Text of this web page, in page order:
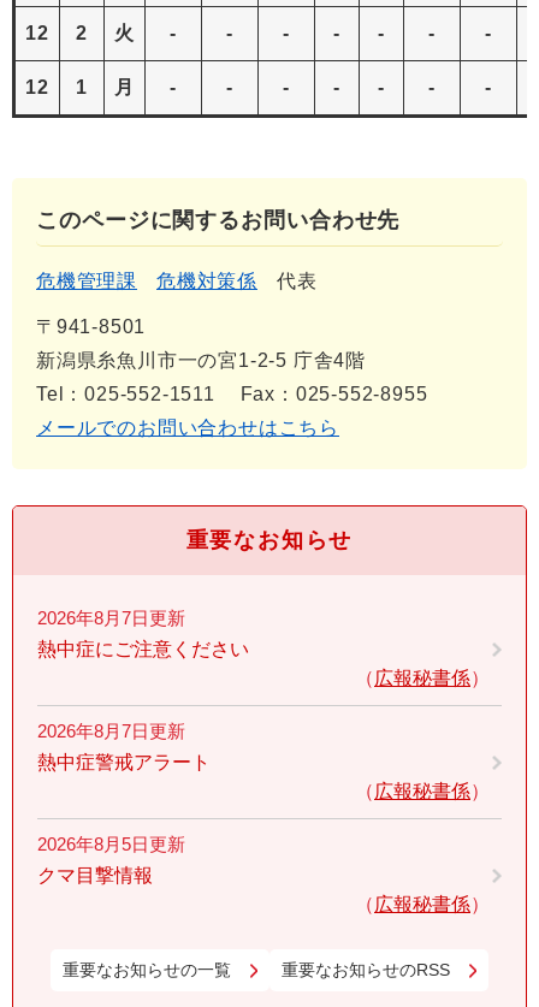
12 2 火 - - - - - - -
12 1 月 - - - - - - -
このページに関するお問い合わせ先
危機管理課 危機対策係 代表
〒941-8501
新潟県糸魚川市一の宮1-2-5 庁舎4階
Tel：025-552-1511
Fax：025-552-8955
メールでのお問い合わせはこちら
重要なお知らせ
2026年8月7日更新
熱中症にご注意ください
広報秘書係
2026年8月7日更新
熱中症警戒アラート
広報秘書係
2026年8月5日更新
クマ目撃情報
広報秘書係
重要なお知らせの一覧 重要なお知らせのRSS